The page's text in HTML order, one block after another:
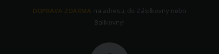
DOPRAVA ZDARMA na adresu, do Zásilkovny nebo
Balíkovny!